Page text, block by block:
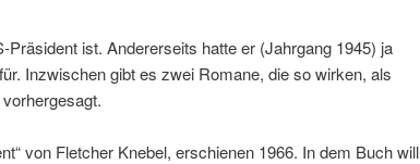
Präsident ist. Andererseits hatte er (Jahrgang 1945) ja
Inzwischen gibt es zwei Romane, die so wirken, als
von Fletcher Knebel, erschienen 1966. In dem Buch will